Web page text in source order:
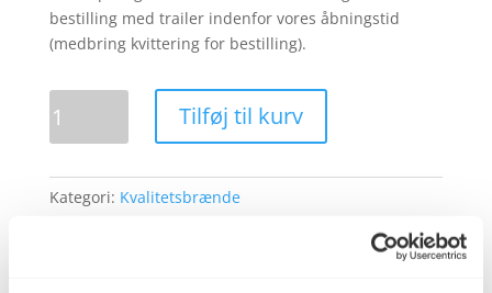
bestilling med trailer indenfor vores åbningstid
(medbring kvittering for bestilling).
industri
ruller
1
Tilføj til kurv
Kategori: Kvalitetsbrænde